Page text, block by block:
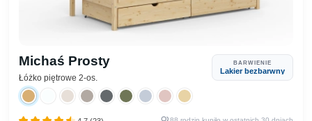
Michaś Prosty
Łóżko piętrowe 2-os.
BARWIENIE
Lakier bezbarwny